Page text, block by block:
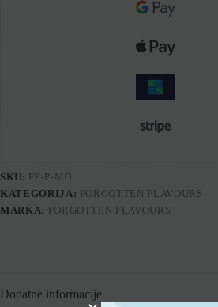
SKU: FF-P-MD
KATEGORIJA: FORGOTTEN FLAVOURS
MARKA: FORGOTTEN FLAVOURS
Dodatne informacije